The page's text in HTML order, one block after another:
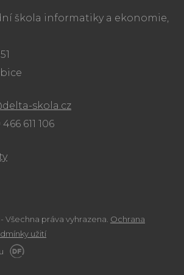
škola informatiky a ekonomie,
skola.cz
611 106
- Všechna práva vyhrazena. Ochrana
užití